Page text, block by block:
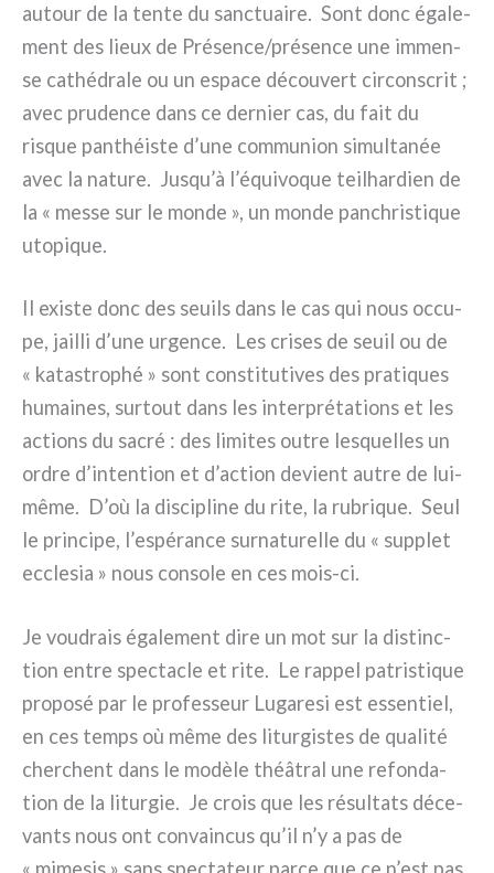
autour de la ten­te du sanc­tuai­re. Sont donc éga­le­
ment des lieux de Présence/présence une immen­
se cathé­dra­le ou un espa­ce décou­vert cir­con­scrit ;
avec pru­den­ce dans ce der­nier cas, du fait du
risque pan­théi­ste d’une com­mu­nion simul­ta­née
avec la natu­re. Jusqu’à l’équivoque tei­lhar­dien de
la « mes­se sur le mon­de », un mon­de pan­chri­sti­que
uto­pi­que.
Il exi­ste donc des seuils dans le cas qui nous occu­
pe, jail­li d’une urgen­ce. Les cri­ses de seuil ou de
« kata­stro­phé » sont con­sti­tu­ti­ves des pra­ti­ques
humai­nes, sur­tout dans les inter­pré­ta­tions et les
actions du sacré : des limi­tes outre lesquel­les un
ordre d’intention et d’action devient autre de lui-
même. D’où la disci­pli­ne du rite, la rubri­que. Seul
le prin­ci­pe, l’espérance sur­na­tu­rel­le du « sup­plet
eccle­sia » nous con­so­le en ces mois-ci.
Je vou­drais éga­le­ment dire un mot sur la distinc­
tion entre spec­ta­cle et rite. Le rap­pel patri­sti­que
pro­po­sé par le pro­fes­seur Lugaresi est essen­tiel,
en ces temps où même des litur­gi­stes de qua­li­té
cher­chent dans le modè­le théâ­tral une refon­da­
tion de la litur­gie. Je crois que les résul­ta­ts déce­
van­ts nous ont con­vain­cus qu’il n’y a pas de
« mime­sis » sans spec­ta­teur par­ce que ce n’est pas